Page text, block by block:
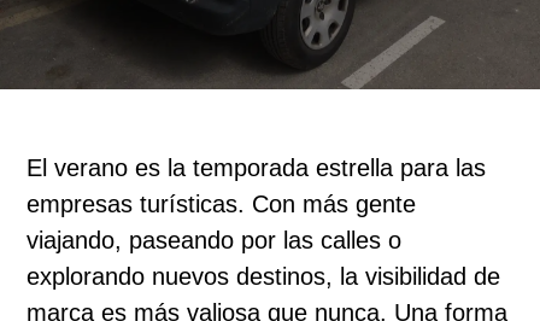
El verano es la temporada estrella para las
empresas turísticas. Con más gente
viajando, paseando por las calles o
explorando nuevos destinos, la visibilidad de
marca es más valiosa que nunca. Una forma